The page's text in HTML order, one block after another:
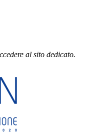
al sito dedicato.